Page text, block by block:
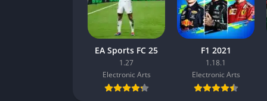
EA Sports FC 25
1.27
Electronic Arts
F1 2021
1.18.1
Electronic Arts